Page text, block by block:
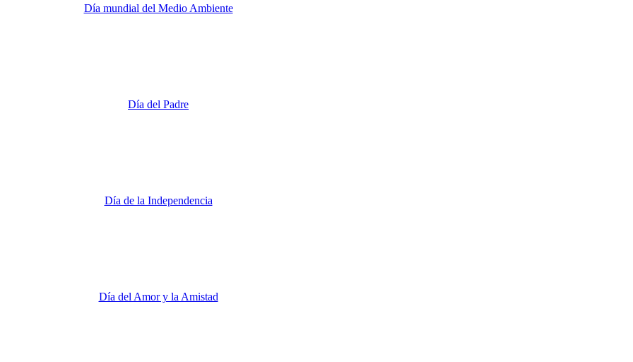
Día mundial del Medio Ambiente
Día del Padre
Día de la Independencia
Día del Amor y la Amistad